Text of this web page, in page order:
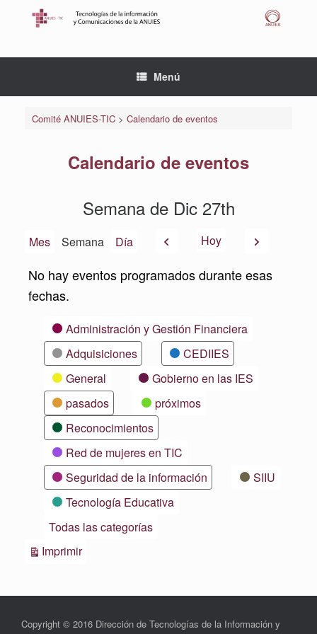
Menú
Comité ANUIES-TIC> Calendario de eventos
Calendario de eventos
Semana de Dic 27th
Mes Semana Día AnteriorHoy Siguiente
No hay eventos programados durante esas
fechas.
CategoríasAdministración y Gestión Financiera
Adquisiciones
CEDIIES
General
Gobierno en las IES
pasados
próximos
Reconocimientos
Red de mujeres en TIC
Seguridad de la información
SIIU
Tecnología Educativa
Todas las categorías
ImprimirVistas
Copyright © 2016 Dirección de Tecnologías de la Información y